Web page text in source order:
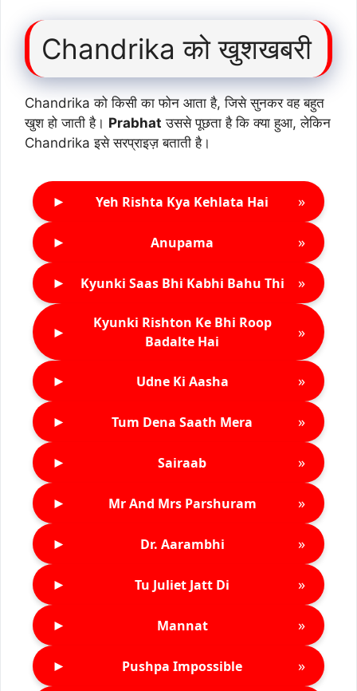
Chandrika को खुशखबरी
Chandrika को किसी का फोन आता है, जिसे सुनकर वह बहुत
खुश हो जाती है। Prabhat उससे पूछता है कि क्या हुआ, लेकिन
Chandrika इसे सरप्राइज़ बताती है।
► Yeh Rishta Kya Kehlata Hai »
► Anupama »
► Kyunki Saas Bhi Kabhi Bahu Thi »
►
Kyunki Rishton Ke Bhi Roop
Badalte Hai
»
► Udne Ki Aasha »
► Tum Dena Saath Mera »
► Sairaab »
► Mr And Mrs Parshuram »
► Dr. Aarambhi »
► Tu Juliet Jatt Di »
► Mannat »
► Pushpa Impossible »